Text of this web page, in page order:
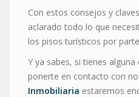
Con estos consejos y
aclarado todo lo que
los pisos turísticos por
Y ya sabes, si tienes
ponerte en contacto con
Inmobiliaria estaremos